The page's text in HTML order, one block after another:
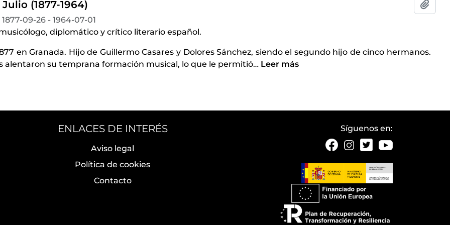
Julio (1877-1964)
1877-09-26 - 1964-07-01
diplomático y crítico literario español.
en Granada. Hijo de Guillermo Casares y Dolores Sánchez, siendo el segundo hijo de cinco hermanos.
alentaron su temprana formación musical, lo que le permitió… Leer más
ENLACES DE INTERÉS
Aviso legal
Política de cookies
Contacto
Síguenos en: